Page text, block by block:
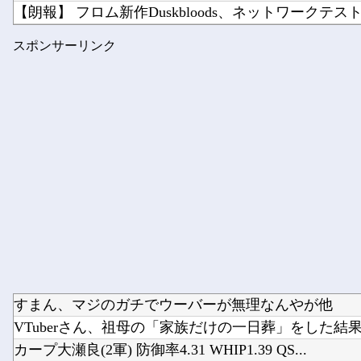
【朗報】 フロム新作Duskbloods、ネットワークテス
【画像】 「ビールと水を交互に飲まないと倒れるグ
スポンサーリンク
すまん、マジのガチでウーバーが無理なんやが他
VTuberさん、祖母の「家族だけの一日葬」をした結
カープ大瀬良(2軍) 防御率4.31 WHIP1.39 QS...